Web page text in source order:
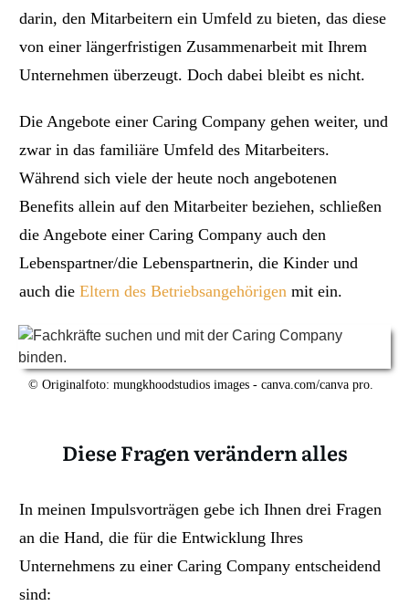
darin, den Mitarbeitern ein Umfeld zu bieten, das diese
von einer längerfristigen Zusammenarbeit mit Ihrem
Unternehmen überzeugt. Doch dabei bleibt es nicht.
Die Angebote einer Caring Company gehen weiter, und
zwar in das familiäre Umfeld des Mitarbeiters.
Während sich viele der heute noch angebotenen
Benefits allein auf den Mitarbeiter beziehen, schließen
die Angebote einer Caring Company auch den
Lebenspartner/die Lebenspartnerin, die Kinder und
auch die Eltern des Betriebsangehörigen mit ein.
© Originalfoto: mungkhoodstudios images - canva.com/canva pro.
Diese Fragen verändern alles
In meinen Impulsvorträgen gebe ich Ihnen drei Fragen
an die Hand, die für die Entwicklung Ihres
Unternehmens zu einer Caring Company entscheidend
sind: